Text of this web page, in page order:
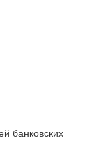
банковских